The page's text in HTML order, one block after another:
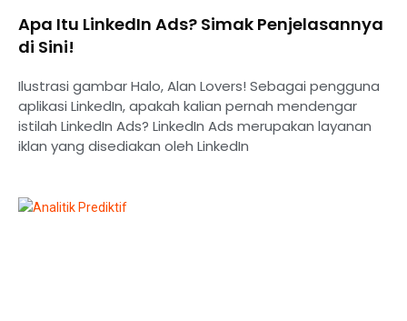
Apa Itu LinkedIn Ads? Simak Penjelasannya
di Sini!
Ilustrasi gambar Halo, Alan Lovers! Sebagai pengguna
aplikasi LinkedIn, apakah kalian pernah mendengar
istilah LinkedIn Ads? LinkedIn Ads merupakan layanan
iklan yang disediakan oleh LinkedIn